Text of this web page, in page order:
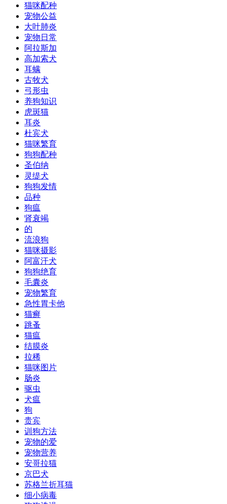
猫咪配种
宠物公益
大叶肺炎
宠物日常
阿拉斯加
高加索犬
耳螨
古牧犬
弓形虫
养狗知识
虎斑猫
耳炎
杜宾犬
猫咪繁育
狗狗配种
圣伯纳
灵缇犬
狗狗发情
品种
狗瘟
肾衰竭
的
流浪狗
猫咪摄影
阿富汗犬
狗狗绝育
毛囊炎
宠物繁育
急性胃卡他
猫癣
跳蚤
猫瘟
结膜炎
拉稀
猫咪图片
肠炎
驱虫
犬瘟
狗
贵宾
训狗方法
宠物的爱
宠物营养
安哥拉猫
京巴犬
苏格兰折耳猫
细小病毒